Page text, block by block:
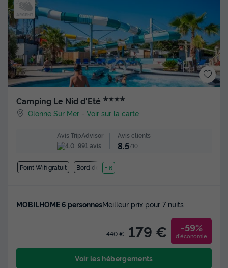
Camping Le Nid d'Eté ★★★★
Olonne Sur Mer -Voir sur la carte
Avis TripAdvisor
991 avis
Avis clients
8.5/10
Point Wifi gratuit Bord de mer
+ 6
MOBILHOME 6 personnesMeilleur prix pour 7 nuits
440 € 179 € -59%
d'économie
Voir les hébergements